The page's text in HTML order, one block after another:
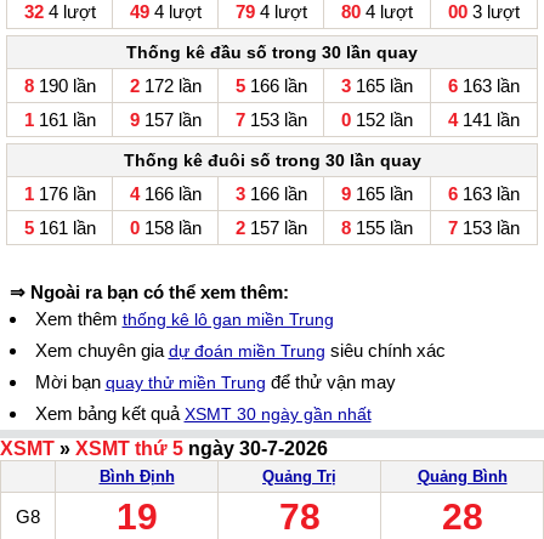
32 4 lượt 49 4 lượt 79 4 lượt 80 4 lượt 00 3 lượt
Thống kê đầu số trong 30 lần quay
8 190 lần 2 172 lần 5 166 lần 3 165 lần 6 163 lần
1 161 lần 9 157 lần 7 153 lần 0 152 lần 4 141 lần
Thống kê đuôi số trong 30 lần quay
1 176 lần 4 166 lần 3 166 lần 9 165 lần 6 163 lần
5 161 lần 0 158 lần 2 157 lần 8 155 lần 7 153 lần
⇒ Ngoài ra bạn có thể xem thêm:
Xem thêm thống kê lô gan miền Trung
Xem chuyên gia dự đoán miền Trung siêu chính xác
Mời bạn quay thử miền Trung để thử vận may
Xem bảng kết quả XSMT 30 ngày gần nhất
XSMT » XSMT thứ 5 ngày 30-7-2026
Bình Định Quảng Trị Quảng Bình
G8 19 78 28